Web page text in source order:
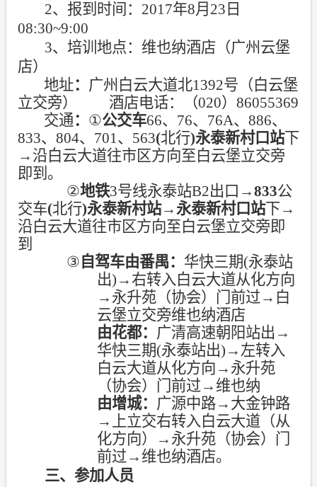
2、报到时间： 2017年8月 23 日
08:30~9:00
3、培训地点：维也纳酒店（广州云堡
店）
地址： 广州白云大道北1392号（白云堡
立交旁）
酒店电话：（020） 86055369
交通： ①公交车66、 76、 76A、886、
833、 804、 701、 563(北行)永泰新村口站下
→ 沿白云大道往市区方向至白云堡立交旁
即到 。
②地铁3号线永泰站B2出口 →833公
交车(北行)永泰新村站→永泰新村口站下 →
沿白云大道往市区方向至白云堡立交旁即
到
③ 自驾车由番禺： 华快三期(永泰站
出) →右转入白云大道从化方向
→ 永升苑（协会）门前过→ 白
云堡立交旁维也纳酒店
由花都： 广清高速朝阳站出 →
华快三期(永泰站出) → 左转入
白云大道从化方向 → 永升苑
（协会）门前过→ 维也纳
由增城： 广源中路→ 大金钟路
→ 上立交右转入白云大道（从
化方向）
→ 永升苑（协会）门
前过→ 维也纳酒店。
三、参加人员